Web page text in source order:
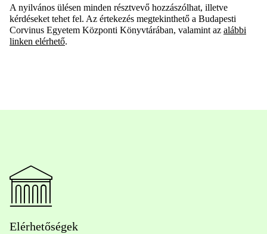
A nyilvános ülésen minden résztvevő hozzászólhat, illetve
kérdéseket tehet fel. Az értekezés megtekinthető a Budapesti
Corvinus Egyetem Központi Könyvtárában, valamint az alábbi
linken elérhető.
Elérhetőségek